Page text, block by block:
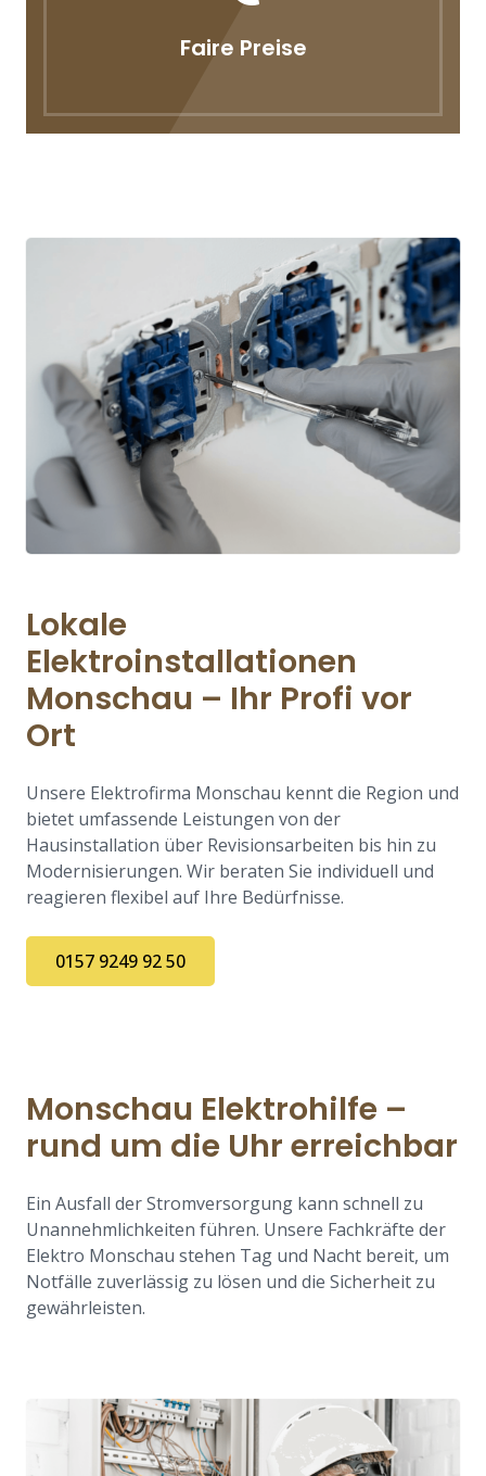
Faire Preise
Lokale
Elektroinstallationen
Monschau – Ihr Profi vor
Ort
Unsere Elektrofirma Monschau kennt die Region und
bietet umfassende Leistungen von der
Hausinstallation über Revisionsarbeiten bis hin zu
Modernisierungen. Wir beraten Sie individuell und
reagieren flexibel auf Ihre Bedürfnisse.
0157 9249 92 50
Monschau Elektrohilfe –
rund um die Uhr erreichbar
Ein Ausfall der Stromversorgung kann schnell zu
Unannehmlichkeiten führen. Unsere Fachkräfte der
Elektro Monschau stehen Tag und Nacht bereit, um
Notfälle zuverlässig zu lösen und die Sicherheit zu
gewährleisten.